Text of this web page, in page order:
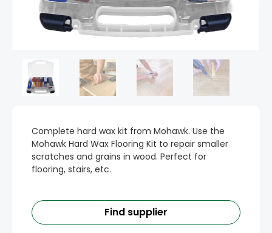
Complete hard wax kit from Mohawk. Use the
Mohawk Hard Wax Flooring Kit to repair smaller
scratches and grains in wood. Perfect for
flooring, stairs, etc.
Find supplier